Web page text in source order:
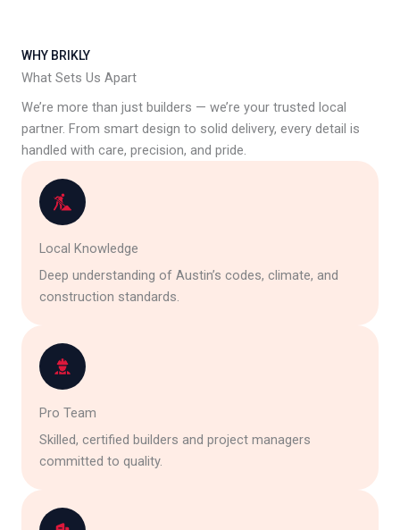
Local Knowledge
Deep understanding of Austin’s codes, climate, and
construction standards.
Pro Team
Skilled, certified builders and project managers
committed to quality.
WHY BRIKLY
What Sets Us Apart
We’re more than just builders — we’re your trusted local
partner. From smart design to solid delivery, every detail is
handled with care, precision, and pride.